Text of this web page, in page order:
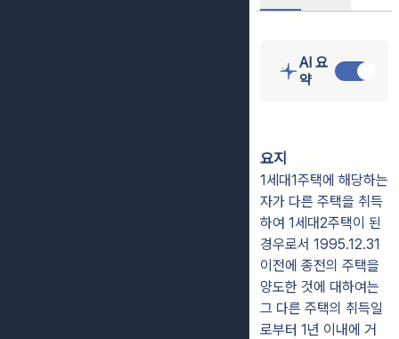
AI 요
약
요지
1세대1주택에 해당하는
자가 다른 주택을 취득
하여 1세대2주택이 된
경우로서 1995.12.31
이전에 종전의 주택을
양도한 것에 대하여는
그 다른 주택의 취득일
로부터 1년 이내에 거